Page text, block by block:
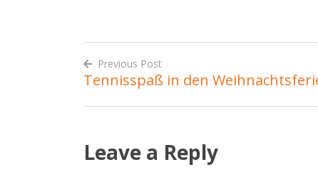
Beitrags-
Navigation
Previous Post
Tennisspaß in den
Leave a Reply